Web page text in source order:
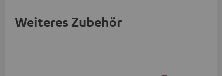
Weiteres Zubehör